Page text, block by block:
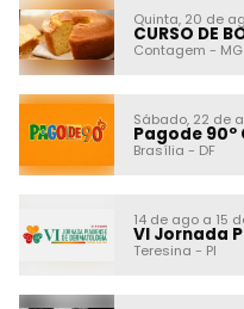
Quinta, 20 de
CURSO DE
Contagem - MG
Sábado, 22 de
Pagode 90º
Brasília - DF
14 de ago a 15
VI Jornada
Teresina - PI